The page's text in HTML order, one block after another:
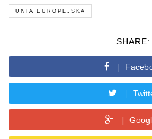
UNIA EUROPEJSKA
SHARE: